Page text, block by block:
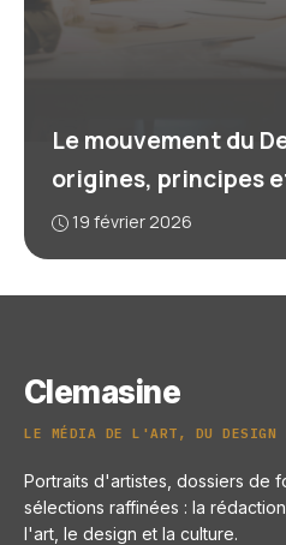
Le mouvement du
origines, principes
19 février 2026
Clemasine
LE MÉDIA DE L'ART, DU DESIGN
Portraits d'artistes, dossiers de
sélections raffinées : la
l'art, le design et la culture.